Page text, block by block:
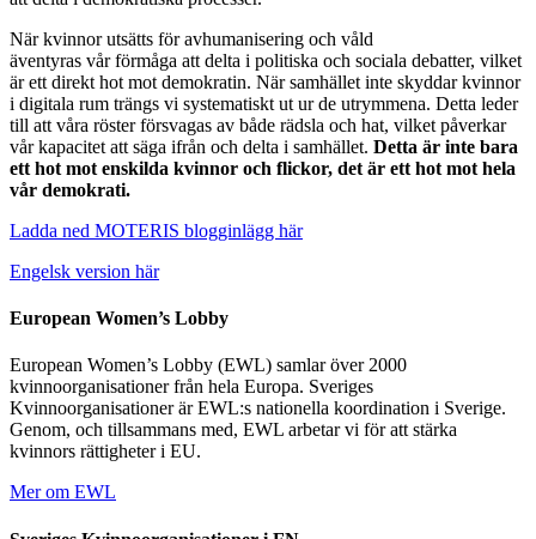
När kvinnor utsätts för avhumanisering och våld
äventyras vår förmåga att delta i politiska och sociala debatter, vilket
är ett direkt hot mot demokratin. När samhället inte skyddar kvinnor
i digitala rum trängs vi systematiskt ut ur de utrymmena. Detta leder
till att våra röster försvagas av både rädsla och hat, vilket påverkar
vår kapacitet att säga ifrån och delta i samhället. Detta är inte bara
ett hot mot enskilda kvinnor och flickor, det är ett hot mot hela
vår demokrati.
Ladda ned MOTERIS blogginlägg här
Engelsk version här
European Women’s Lobby
European Women’s Lobby (EWL) samlar över 2000
kvinnoorganisationer från hela Europa. Sveriges
Kvinnoorganisationer är EWL:s nationella koordination i Sverige.
Genom, och tillsammans med, EWL arbetar vi för att stärka
kvinnors rättigheter i EU.
Mer om EWL